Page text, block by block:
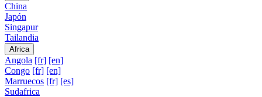
China
Japón
Singapur
Tailandia
Africa
Angola [fr] [en]
Congo [fr] [en]
Marruecos [fr] [es]
Sudafrica